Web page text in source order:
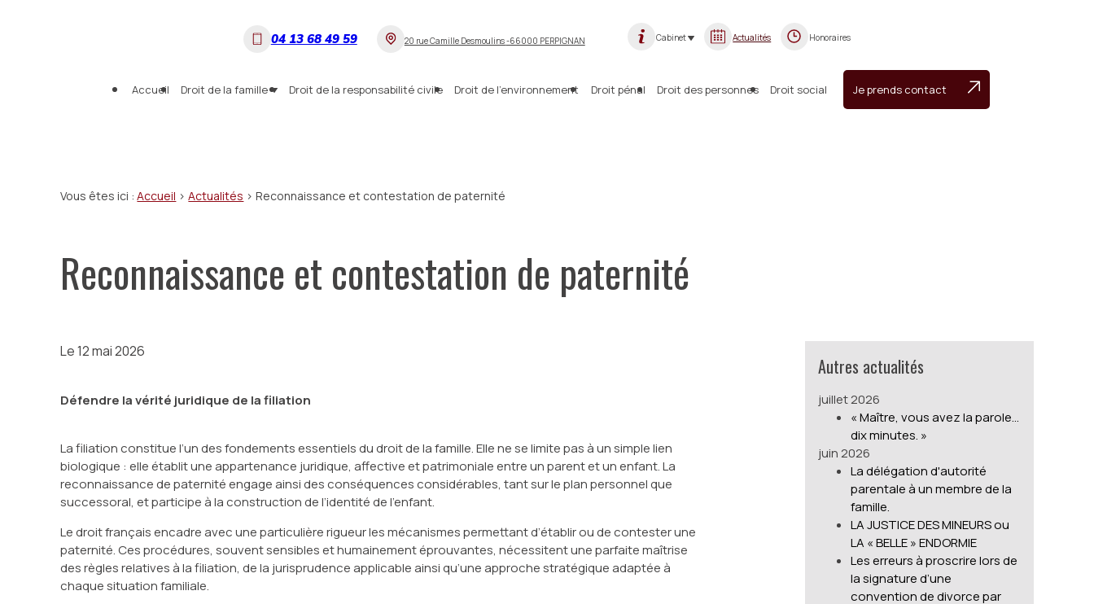
04 13 68 49 59 20 rue Camille Desmoulins-66000 PERPIGNAN Cabinet Actualités Honoraires
Accueil Droit de la famille Droit de la responsabilité civile Droit de l’environnement Droit pénal Droit des personnes Droit social Je prends contact
Vous êtes ici : Accueil >Actualités > Reconnaissance et contestation de paternité
Reconnaissance et contestation de paternité
Le12 mai 2026
Défendre la vérité juridique de la filiation
La filiation constitue l’un des fondements essentiels du droit de la famille. Elle ne se limite pas à un simple lien
biologique : elle établit une appartenance juridique, affective et patrimoniale entre un parent et un enfant. La
reconnaissance de paternité engage ainsi des conséquences considérables, tant sur le plan personnel que
successoral, et participe à la construction de l’identité de l’enfant.
Le droit français encadre avec une particulière rigueur les mécanismes permettant d’établir ou de contester une
paternité. Ces procédures, souvent sensibles et humainement éprouvantes, nécessitent une parfaite maîtrise
des règles relatives à la filiation, de la jurisprudence applicable ainsi qu’une approche stratégique adaptée à
chaque situation familiale.
Autres actualités
juillet 2026
« Maître, vous avez la parole…
dix minutes. »
juin 2026
La délégation d'autorité
parentale à un membre de la
famille.
LA JUSTICE DES MINEURS ou
LA « BELLE » ENDORMIE
Les erreurs à proscrire lors de
la signature d’une
convention de divorce par